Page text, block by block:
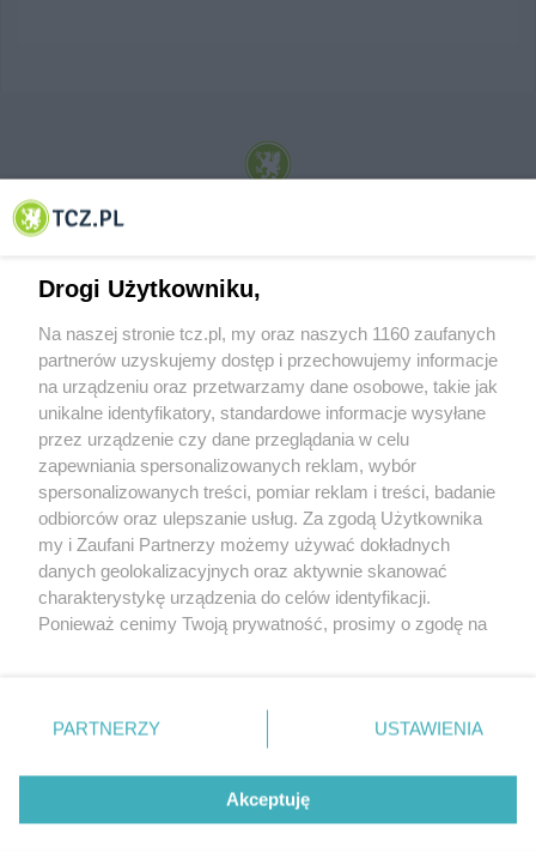
© 2001-2026 Tczew - TCZ.PL Sp. z o.o. Internetowy Serwis Informacyjny Miasta
O FIRMIE POLITYKA PRYWATNOŚCI HOSTING
REKLAMA WSPÓŁPRACA RSS FACEBOOK KONTAKT
Nasze serwisy
Aktualności
Tcz24
Historia miasta
Muzyka i kultura
Archiwum wydarzeń
Zdjęcia miasta
Drogi Użytkowniku,
Na naszej stronie tcz.pl, my oraz naszych 1160 zaufanych
partnerów uzyskujemy dostęp i przechowujemy informacje
na urządzeniu oraz przetwarzamy dane osobowe, takie jak
unikalne identyfikatory, standardowe informacje wysyłane
przez urządzenie czy dane przeglądania w celu
zapewniania spersonalizowanych reklam, wybór
spersonalizowanych treści, pomiar reklam i treści, badanie
odbiorców oraz ulepszanie usług. Za zgodą Użytkownika
my i Zaufani Partnerzy możemy używać dokładnych
danych geolokalizacyjnych oraz aktywnie skanować
charakterystykę urządzenia do celów identyfikacji.
Ponieważ cenimy Twoją prywatność, prosimy o zgodę na
znajdujący się w lewym dolnym rogu strony
. Niektóre
przetwarzaniu. Preferencje będą miały zastosowania tylko
PARTNERZY USTAWIENIA
Akceptuję